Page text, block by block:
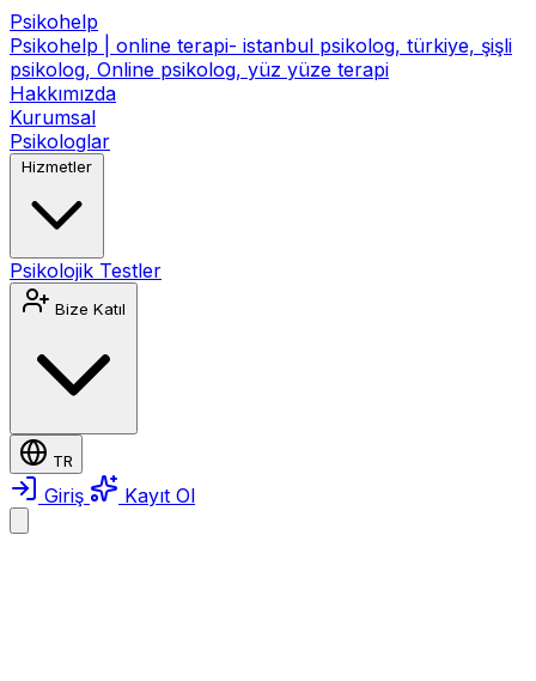
Psikohelp
Psikohelp | online terapi- istanbul psikolog, türkiye, şişli
psikolog, Online psikolog, yüz yüze terapi
Hakkımızda
Kurumsal
Psikologlar
Hizmetler
Psikolojik Testler
Bize Katıl
TR
Giriş Kayıt Ol